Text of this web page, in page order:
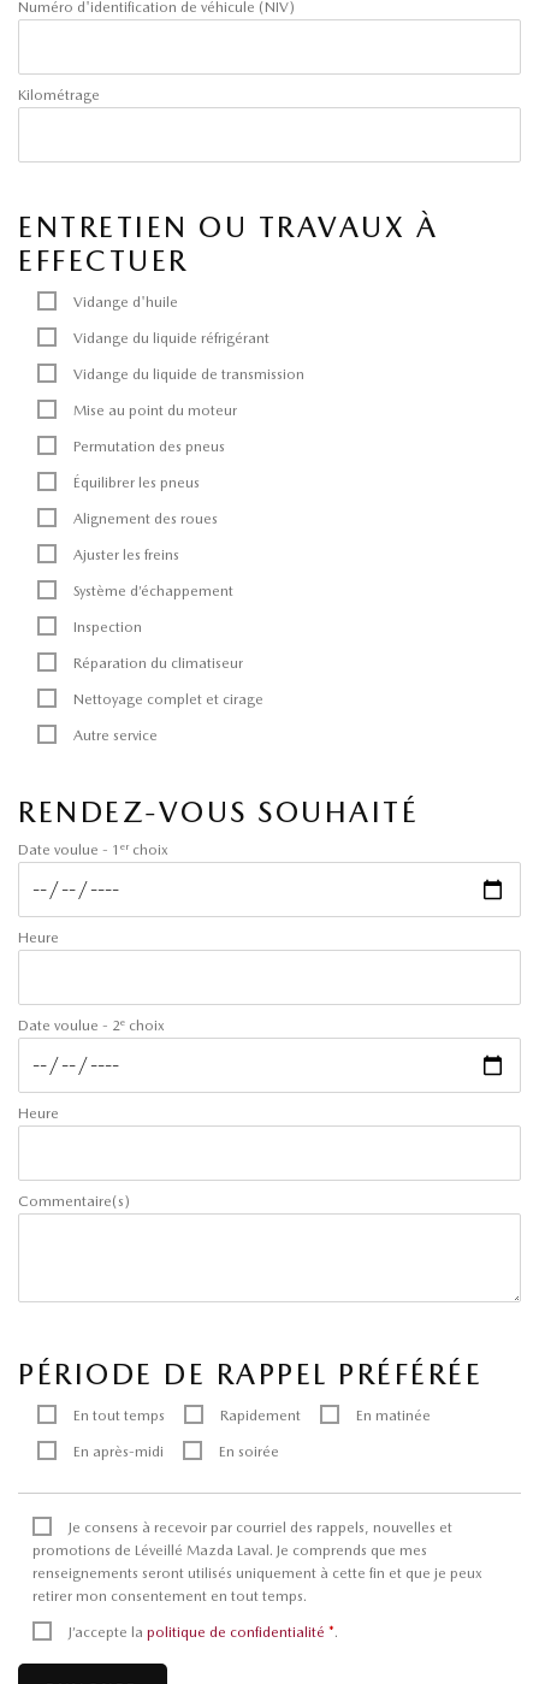
Numéro d'identification de véhicule (NIV)
Kilométrage
ENTRETIEN OU TRAVAUX À
EFFECTUER
Vidange d'huile
Vidange du liquide réfrigérant
Vidange du liquide de transmission
Mise au point du moteur
Permutation des pneus
Équilibrer les pneus
Alignement des roues
Ajuster les freins
Système d’échappement
Inspection
Réparation du climatiseur
Nettoyage complet et cirage
Autre service
RENDEZ-VOUS SOUHAITÉ
Date voulue - 1 erchoix
Heure
Date voulue - 2e choix
Heure
Commentaire(s)
PÉRIODE DE RAPPEL PRÉFÉRÉE
En tout temps Rapidement En matinée
En après-midi En soirée
Je consens à recevoir par courriel des rappels, nouvelles et
promotions de Léveillé Mazda Laval. Je comprends que mes
renseignements seront utilisés uniquement à cette fin et que je peux
retirer mon consentement en tout temps.
J’accepte la politique de confidentialité *.